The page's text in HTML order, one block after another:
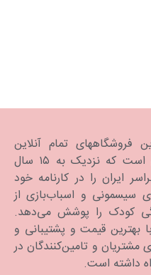
فروشگاههای تمام آنلاین
سیسمونی و اسباب‌بازی در ایران است که نزدیک به ۱۵ سال
ایران را در کارنامه خود
سیسمونی و اسباب‌بازی از
تا بالاتر از 5 سالگی کودک را پوشش می‌دهد.
بهترین قیمت و پشتیبانی و
و تامین‌کنندگان در
داشته است.